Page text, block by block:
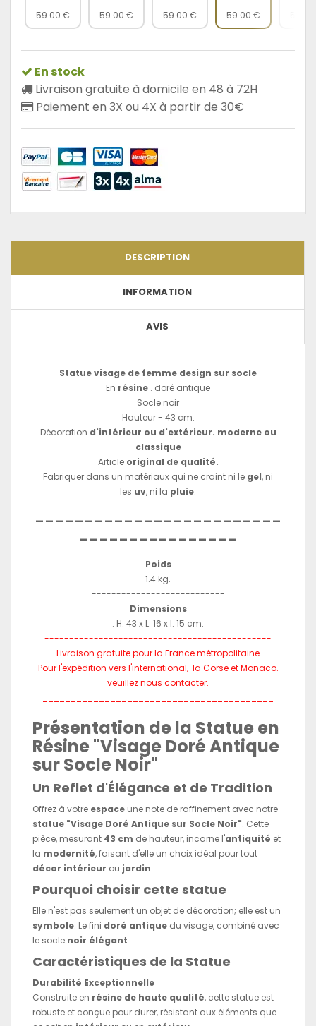
59.00 € 59.00 € 59.00 € 59.00 €
En stock
Livraison gratuite à domicile en 48 à 72H
Paiement en 3X ou 4X à partir de 30€
DESCRIPTION
INFORMATION
AVIS
Statue visage de femme design sur socle
En résine . doré antique
Socle noir
Hauteur - 43 cm.
Décoration d'intérieur ou d'extérieur. moderne ou
classique
Article original de qualité.
Fabriquer dans un matériaux qui ne craint ni le gel, ni
les uv, ni la pluie.
-------------------------
----------------
Poids
1.4 kg.
---------------------------
Dimensions
: H. 43 x L. 16 x l. 15 cm.
----------------------------------------------
Livraison gratuite pour la France métropolitaine
Pour l'expédition vers l'international, la Corse et Monaco.
veuillez nous contacter.
Présentation de la Statue en
Résine "Visage Doré Antique
sur Socle Noir"
Un Reflet d'Élégance et de Tradition
Offrez à votre espace une note de raffinement avec notre
statue "Visage Doré Antique sur Socle Noir". Cette
pièce, mesurant 43 cm de hauteur, incarne l'antiquité et
la modernité, faisant d'elle un choix idéal pour tout
décor intérieur ou jardin.
Pourquoi choisir cette statue
Elle n'est pas seulement un objet de décoration; elle est un
symbole. Le fini doré antique du visage, combiné avec
le socle noir élégant.
Caractéristiques de la Statue
Durabilité Exceptionnelle
Construite en résine de haute qualité, cette statue est
robuste et conçue pour durer, résistant aux éléments que